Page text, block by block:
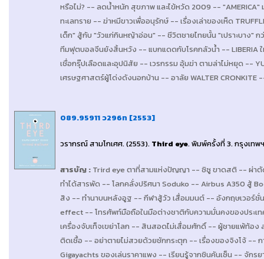
หรือไม่? -- ลดน้ำหนัก สุขภาพ และไข้หวัด 2009 --
ทะเลทราย -- ฆ่าหมีขาวเพื่ออนุรักษ์ -- เรื่องเล่าของเห็ด
เด็ก" สู้กับ "วัวแก่กินหญ้าอ่อน" -- ชีวิตชายไทยนั้น "เปราะบาง
ทีมฟุตบอลจีนยังสิ้นหวัง -- แบกแดดกับโรคกลัวน้ำ -- LIBERIA
เชื่อกรุ๊ปเลือดและอุปนิสัย -- เวรกรรม อุ้มฆ่า ตามล่าไม่หยุด --
เศรษฐศาสตร์ผู้โด่งดังนอกบ้าน -- อาลัย WALTER CRONKITE
089.95911 ว296ท [2553]
วรากรณ์ สามโกเศศ. (2553). Third eye. พิมพ์ครั้งที่ 3.กรุงเทพ
สารบัญ : Trird eye ตาที่สามแห่งปัญญา -- ซิซู ขาดสติ -- ผ่าตั
ทำได้สารพัด -- โลกคลั่งปริศนา Soduko -- Airbus A350 สู้
สิง -- ทำนาบนหลังอูฐ -- กีฬาสู้วัว เสื่อมมนต์ -- อังกฤษเวอร์
effect -- โทรศัพท์มือถือในมือต่างชาติกับความมั่นคงของประ
เครื่องจับเท็จเขย่าโลก -- สินสอดไม่เสื่อมศักดิ์ -- ผู้ชายแพ้ท้อง
ติดเชื้อ -- อย่าตายไม่สวยด้วยชักกระตุก -- เรื่องของจิงโจ้ --
Gigayachts ของเล่นราคาแพง -- เรียนรู้จากชินคันเซ็น -- จั